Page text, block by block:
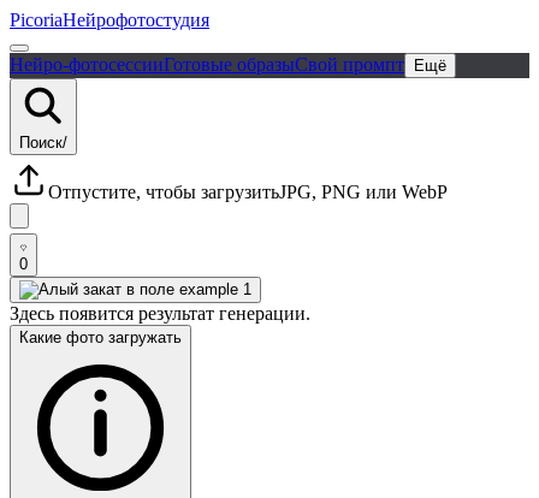
PicoriaНейрофотостудия
Нейро-фотосессииГотовые образыСвой промпт Ещё
Поиск/
Отпустите, чтобы загрузитьJPG, PNG или WebP
0
Здесь появится результат генерации.
Какие фото загружать